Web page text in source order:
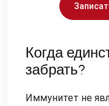
Когда
забрать?
Иммунитет не